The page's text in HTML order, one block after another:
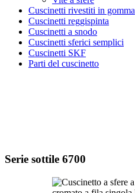
Cuscinetti rivestiti in gomma
Cuscinetti reggispinta
Cuscinetti a snodo
Cuscinetti sferici semplici
Cuscinetti SKF
Parti del cuscinetto
Serie sottile 6700